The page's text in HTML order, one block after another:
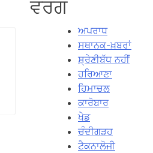
ਵਰਗ
ਅਪਰਾਧ
ਸਥਾਨਕ-ਖ਼ਬਰਾਂ
ਸ਼੍ਰੇਣੀਬੱਧ ਨਹੀਂ
ਹਰਿਆਣਾ
ਹਿਮਾਚਲ
ਕਾਰੋਬਾਰ
ਖੇਡ
ਚੰਦੀਗੜਹ
ਟੈਕਨਾਲੋਜੀ